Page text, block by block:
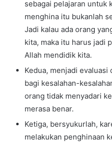
sebagai pelajaran untuk
menghina itu bukanlah
Jadi kalau ada orang
kita, maka itu harus jadi
Allah mendidik kita.
Kedua, menjadi
bagi kesalahan-
orang tidak menyadari
merasa benar.
Ketiga, bersyukurlah,
melakukan penghinaan